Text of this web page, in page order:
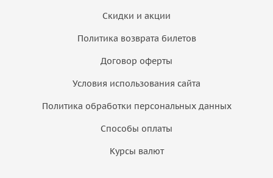
Скидки и акции
Политика возврата билетов
Договор оферты
Условия использования сайта
Политика обработки персональных данных
Способы оплаты
Курсы валют